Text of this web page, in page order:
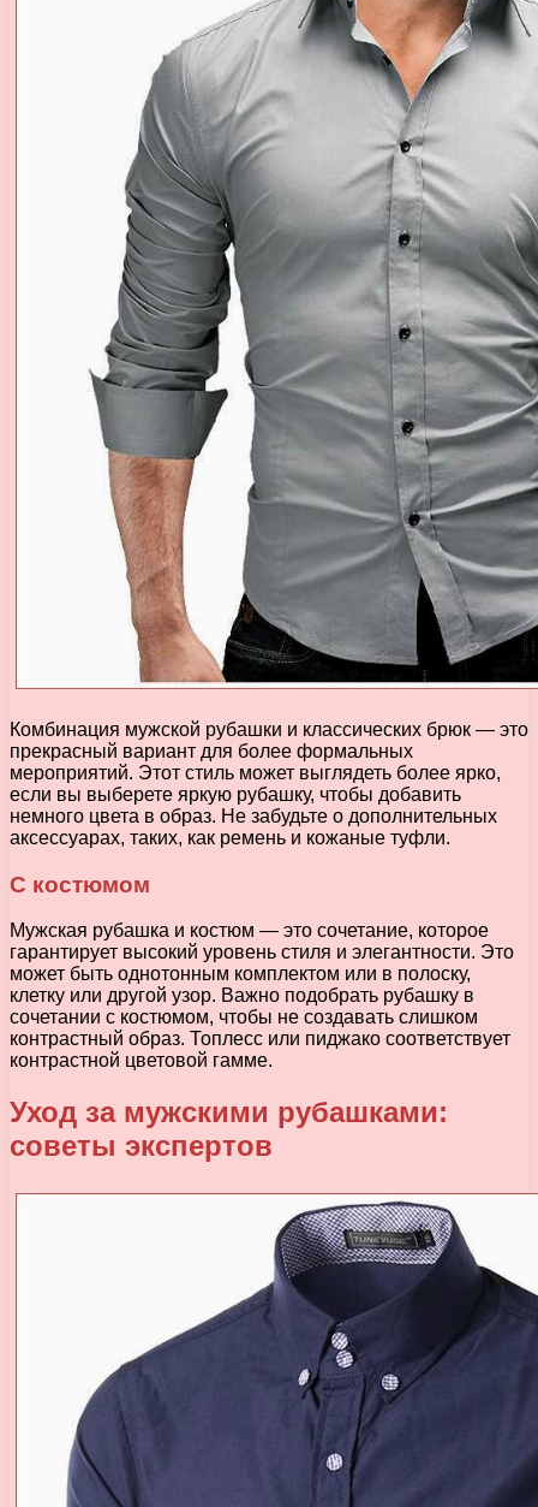
Комбинация мужской рубашки и классических брюк — это
прекрасный вариант для более формальных
мероприятий. Этот стиль может выглядеть более ярко,
если вы выберете яркую рубашку, чтобы добавить
немного цвета в образ. Не забудьте о дополнительных
аксессуарах, таких, как ремень и кожаные туфли.
С костюмом
Мужская рубашка и костюм — это сочетание, которое
гарантирует высокий уровень стиля и элегантности. Это
может быть однотонным комплектом или в полоску,
клетку или другой узор. Важно подобрать рубашку в
сочетании с костюмом, чтобы не создавать слишком
контрастный образ. Топлесс или пиджако соответствует
контрастной цветовой гамме.
Уход за мужскими рубашками:
советы экспертов